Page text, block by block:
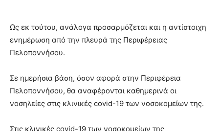
Ως εκ τούτου, ανάλογα προσαρμόζεται και η αντίστοιχη
ενημέρωση από την πλευρά της Περιφέρειας
Πελοποννήσου.
Σε ημερήσια βάση, όσον αφορά στην Περιφέρεια
Πελοποννήσου, θα αναφέρονται καθημερινά οι
νοσηλείες στις κλινικές covid-19 των νοσοκομείων της.
Στις κλινικές covid-19 των νοσοκομείων της